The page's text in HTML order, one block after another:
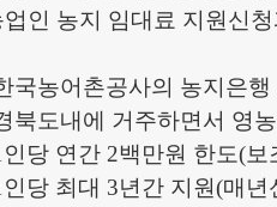
업인 농지 임대료 지원신
국농어촌공사의 농지은
북도내에 거주하면서 영
인당 연간 2백만원 한도(보
인당 최대 3년간 지원(매년